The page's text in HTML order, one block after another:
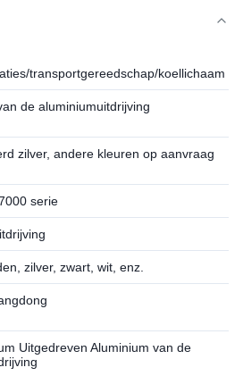
transportgereedschap/koellichaam
de aluminiumuitdrijving
zilver, andere kleuren op aanvraag
serie
zilver, zwart, wit, enz.
Uitgedreven Aluminium van de